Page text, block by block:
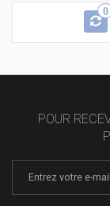
0
POUR